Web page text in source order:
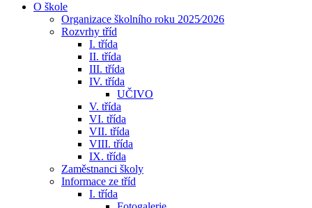
O škole
Organizace školního roku 2025⁄2026
Rozvrhy tříd
I. třída
II. třída
III. třída
IV. třída
UČIVO
V. třída
VI. třída
VII. třída
VIII. třída
IX. třída
Zaměstnanci školy
Informace ze tříd
I. třída